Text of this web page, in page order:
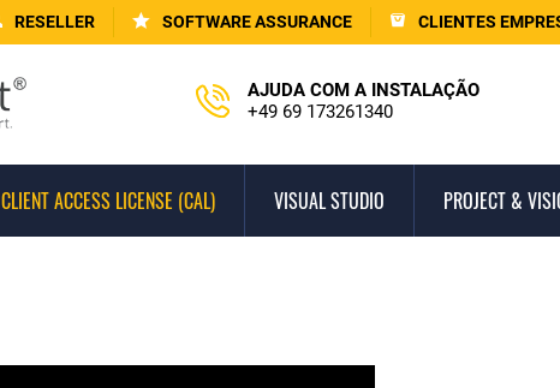
RESELLER SOFTWARE ASSURANCE CLIENTES
AJUDA COM A INSTALAÇÃO
+49 69 173261340
CLIENT ACCESS LICENSE (CAL) VISUAL STUDIO PROJECT &